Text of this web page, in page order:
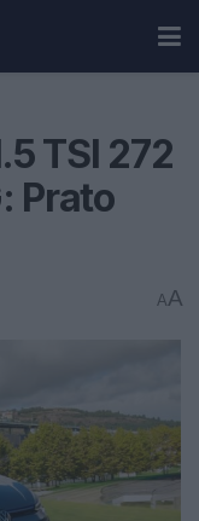
TSI 272
Prato
AA